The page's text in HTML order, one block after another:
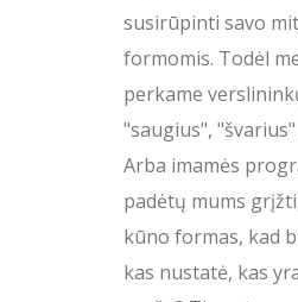
susirūpinti savo
formomis. Todėl
perkame
"saugius",
Arba imamės
padėtų mums
kūno formas, kad
kas nustatė, kas